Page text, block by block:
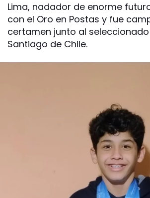
Lima, nadador de enorme
con el Oro en Postas y fue
certamen junto al
Santiago de Chile.